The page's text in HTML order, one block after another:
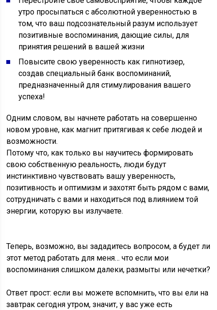
утро просыпаться с абсолютной уверенностью в
том, что ваш подсознательный разум использует
позитивные воспоминания, дающие силы, для
принятия решений в вашей жизни
Повысите свою уверенность как гипнотизер,
создав специальный банк воспоминаний,
предназначенный для стимулирования вашего
успеха!
Одним словом, вы начнете работать на совершенно
новом уровне, как магнит притягивая к себе людей и
возможности.
Потому что, как только вы научитесь формировать
свою собственную реальность, люди будут
инстинктивно чувствовать вашу уверенность,
позитивность и оптимизм и захотят быть рядом с вами,
сотрудничать с вами и находиться под влиянием той
энергии, которую вы излучаете.
Теперь, возможно, вы зададитесь вопросом, а будет ли
этот метод работать для меня… что если мои
воспоминания слишком далеки, размыты или нечетки?
Ответ прост: если вы можете вспомнить, что вы ели на
завтрак сегодня утром, значит, у вас уже есть